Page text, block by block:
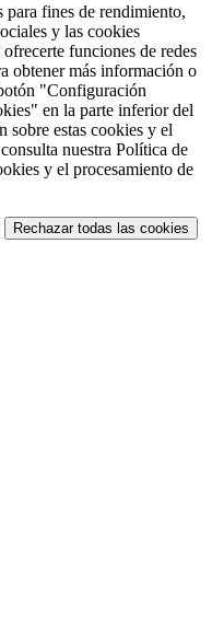
para fines de rendimiento,
y las cookies
funciones de redes
obtener más información o
"Configuración
en la parte inferior del
sobre estas cookies y el
nuestra Política de
y el procesamiento de
Rechazar todas las cookies